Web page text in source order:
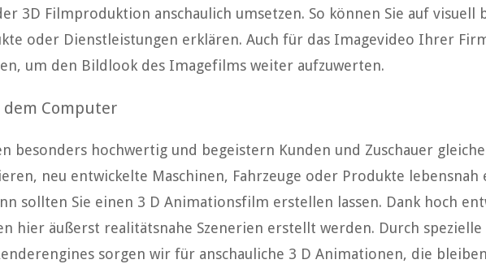
3D Filmproduktion anschaulich umsetzen. So können Sie auf
oder Dienstleistungen erklären. Auch für das Imagevideo Ihrer
um den Bildlook des Imagefilms weiter aufzuwerten.
Computer
besonders hochwertig und begeistern Kunden und Zuschauer
neu entwickelte Maschinen, Fahrzeuge oder Produkte
sollten Sie einen 3 D Animationsfilm erstellen lassen. Dank hoch
hier äußerst realitätsnahe Szenerien erstellt werden. Durch
sorgen wir für anschauliche 3 D Animationen, die